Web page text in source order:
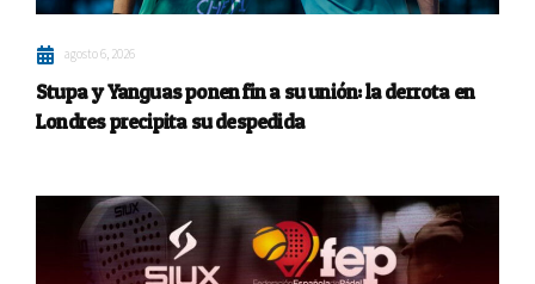
agosto 6, 2026
Stupa y Yanguas ponen fin a su unión: la derrota en
Londres precipita su despedida